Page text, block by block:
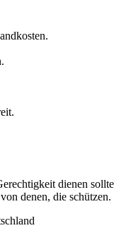
dienen
denen, die schützen.